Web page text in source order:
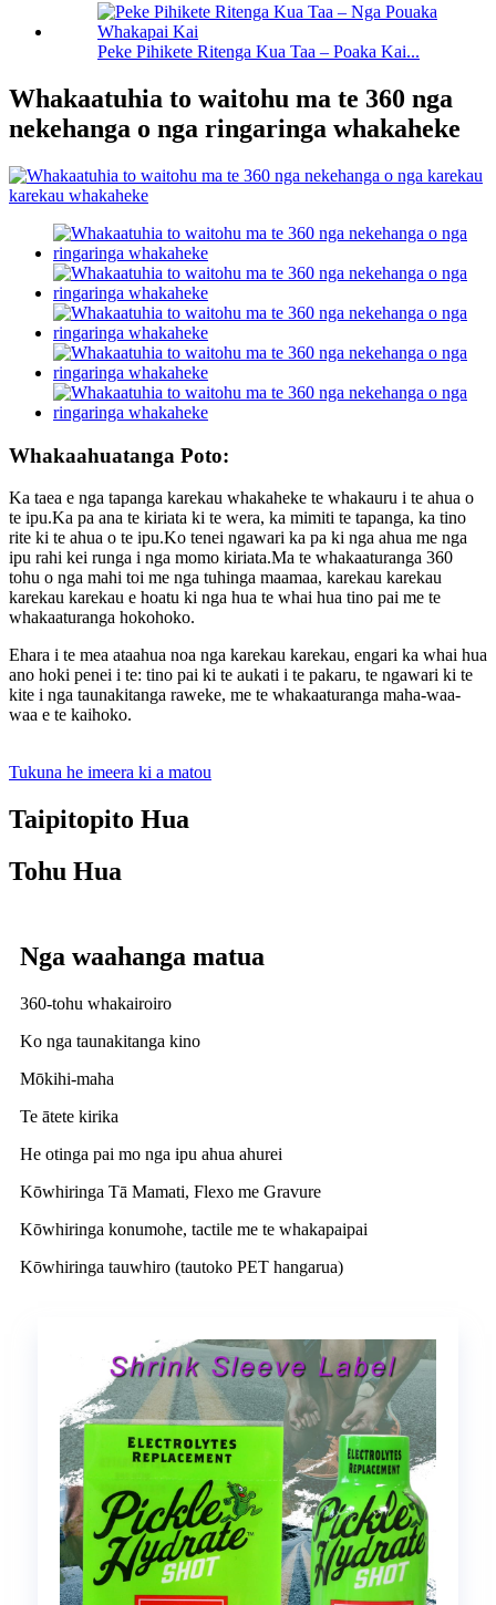
Peke Pihikete Ritenga Kua Taa – Poaka Kai...
Whakaatuhia to waitohu ma te 360 ​​nga
nekehanga o nga ringaringa whakaheke
Whakaahuatanga Poto:
Ka taea e nga tapanga karekau whakaheke te whakauru i te ahua o
te ipu.Ka pa ana te kiriata ki te wera, ka mimiti te tapanga, ka tino
rite ki te ahua o te ipu.Ko tenei ngawari ka pa ki nga ahua me nga
ipu rahi kei runga i nga momo kiriata.Ma te whakaaturanga 360
tohu o nga mahi toi me nga tuhinga maamaa, karekau karekau
karekau karekau e hoatu ki nga hua te whai hua tino pai me te
whakaaturanga hokohoko.
Ehara i te mea ataahua noa nga karekau karekau, engari ka whai hua
ano hoki penei i te: tino pai ki te aukati i te pakaru, te ngawari ki te
kite i nga taunakitanga raweke, me te whakaaturanga maha-waa-
waa e te kaihoko.
Tukuna he imeera ki a matou
Taipitopito Hua
Tohu Hua
Nga waahanga matua
360-tohu whakairoiro
Ko nga taunakitanga kino
Mōkihi-maha
Te ātete kirika
He otinga pai mo nga ipu ahua ahurei
Kōwhiringa Tā Mamati, Flexo me Gravure
Kōwhiringa konumohe, tactile me te whakapaipai
Kōwhiringa tauwhiro (tautoko PET hangarua)